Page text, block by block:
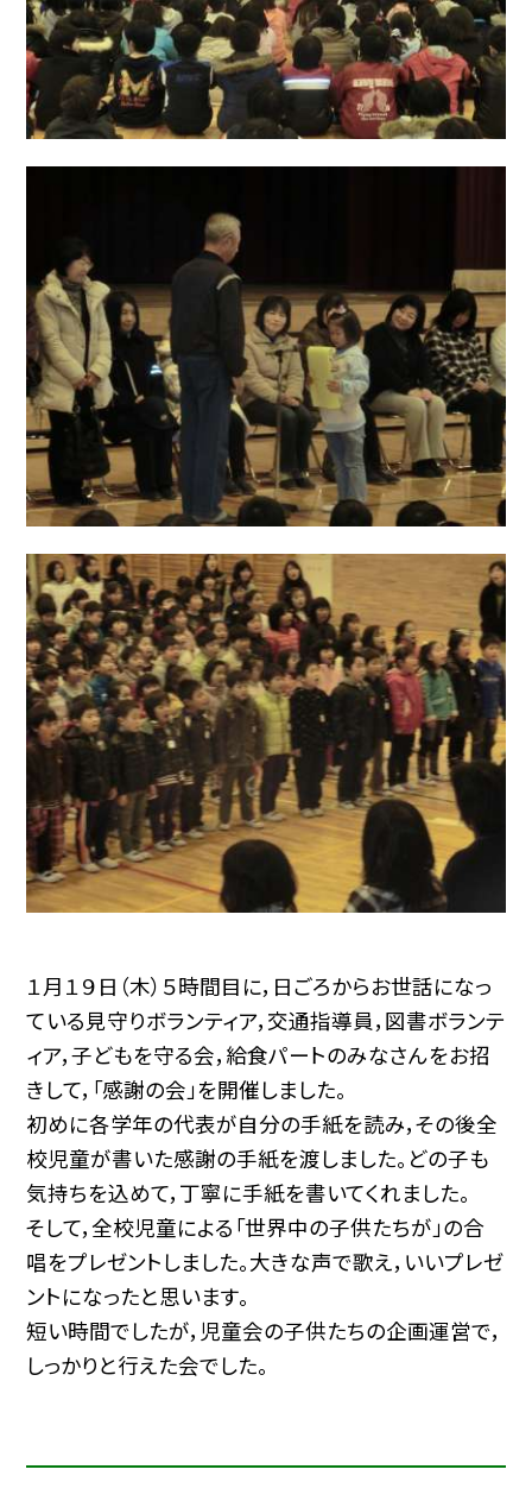
１月１９日（木）５時間目に，日ごろからお世話になっ
ている見守りボランティア，交通指導員，図書ボランテ
ィア，子どもを守る会，給食パートのみなさんをお招
きして，「感謝の会」を開催しました。
初めに各学年の代表が自分の手紙を読み，その後全
校児童が書いた感謝の手紙を渡しました。どの子も
気持ちを込めて，丁寧に手紙を書いてくれました。
そして，全校児童による「世界中の子供たちが」の合
唱をプレゼントしました。大きな声で歌え，いいプレゼ
ントになったと思います。
短い時間でしたが，児童会の子供たちの企画運営で，
しっかりと行えた会でした。